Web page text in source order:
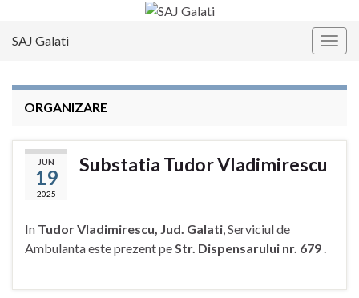
SAJ Galati
ORGANIZARE
JUN
19
2025
Substatia Tudor Vladimirescu
In Tudor Vladimirescu, Jud. Galati, Serviciul de
Ambulanta este prezent peStr. Dispensarului nr. 679 .